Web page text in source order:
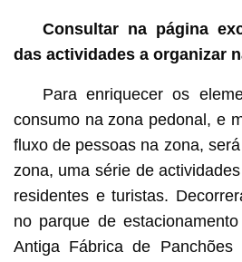
Consultar na página
das actividades a organizar
Para enriquecer os
consumo na zona pedonal, e
fluxo de pessoas na zona,
zona, uma série de
residentes e turistas.
no parque de
Antiga Fábrica de